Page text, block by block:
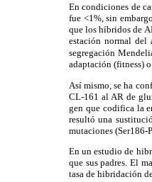
En condiciones de
fue <1%, sin
que los híbridos de
estación normal del
segregación
adaptación (fitness)
Así mismo, se ha
CL-161 al AR de
gen que codifica la
resultó una
mutaciones (Ser186-
En un estudio de
que sus padres. El
tasa de hibridación